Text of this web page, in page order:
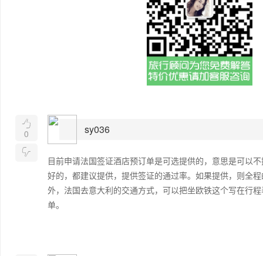

0

sy036
目前申请法国签证酒店预订单是可选提供的，意思是可以
好的，都建议提供，提供签证的通过率。如果提供，则全
外，法国去意大利的交通方式，可以把坐欧铁这个写在行
单。